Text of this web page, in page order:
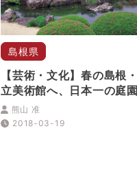
島根県
【芸術・文化】春の島根
立美術館へ、日本一の庭
日本画の妙を求めて
熊山 准
2018-03-19